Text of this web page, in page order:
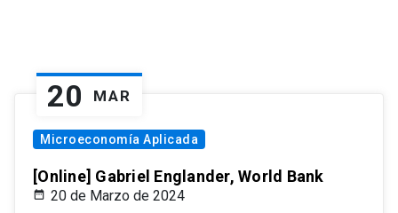
20 MAR
Microeconomía Aplicada
[Online] Gabriel Englander, World Bank
20 de Marzo de 2024